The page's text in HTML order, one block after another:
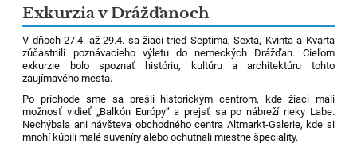
Exkurzia v Drážďanoch
V dňoch 27.4. až 29.4. sa žiaci tried Septima, Sexta, Kvinta a Kvarta
zúčastnili poznávacieho výletu do nemeckých Drážďan. Cieľom
exkurzie bolo spoznať históriu, kultúru a architektúru tohto
zaujímavého mesta.
Po príchode sme sa prešli historickým centrom, kde žiaci mali
možnosť vidieť „Balkón Európy“ a prejsť sa po nábreží rieky Labe.
Nechýbala ani návšteva obchodného centra Altmarkt-Galerie, kde si
mnohí kúpili malé suveníry alebo ochutnali miestne špeciality.